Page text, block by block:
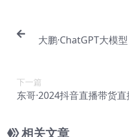
大鹏·ChatGPT大模
下一篇
东哥·2024抖音直播带货直
相关文章